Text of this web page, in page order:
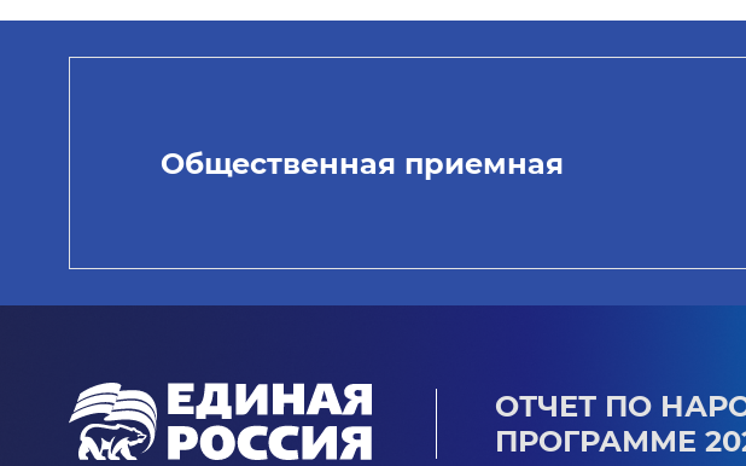
Общественная приемная
ОТЧЕТ ПО
ПРОГРАММЕ